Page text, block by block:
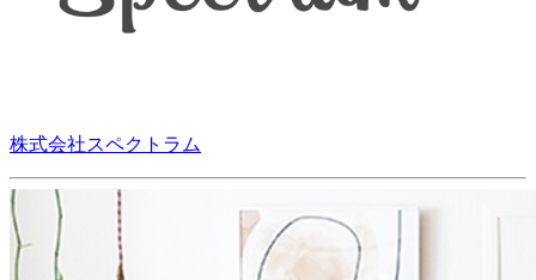
株式会社スペクトラム